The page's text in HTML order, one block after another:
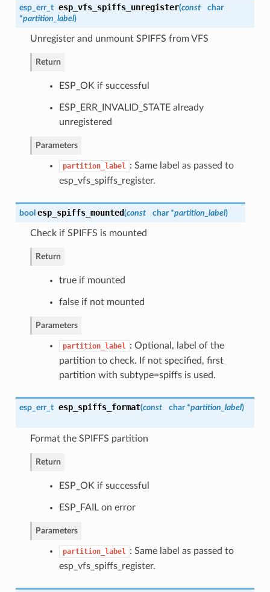
esp_err_t esp_vfs_spiffs_unregister(const
char
*partition_label)
Unregister and unmount SPIFFS from VFS
Return
ESP_OK if successful
ESP_ERR_INVALID_STATE already
unregistered
Parameters
partition_label : Same label as passed to
esp_vfs_spiffs_register.
bool esp_spiffs_mounted(const char *partition_label)
Check if SPIFFS is mounted
Return
true if mounted
false if not mounted
Parameters
partition_label : Optional, label of the
partition to check. If not specified, first
partition with subtype=spiffs is used.
esp_err_t esp_spiffs_format(const char *partition_label)
Format the SPIFFS partition
Return
ESP_OK if successful
ESP_FAIL on error
Parameters
partition_label : Same label as passed to
esp_vfs_spiffs_register.